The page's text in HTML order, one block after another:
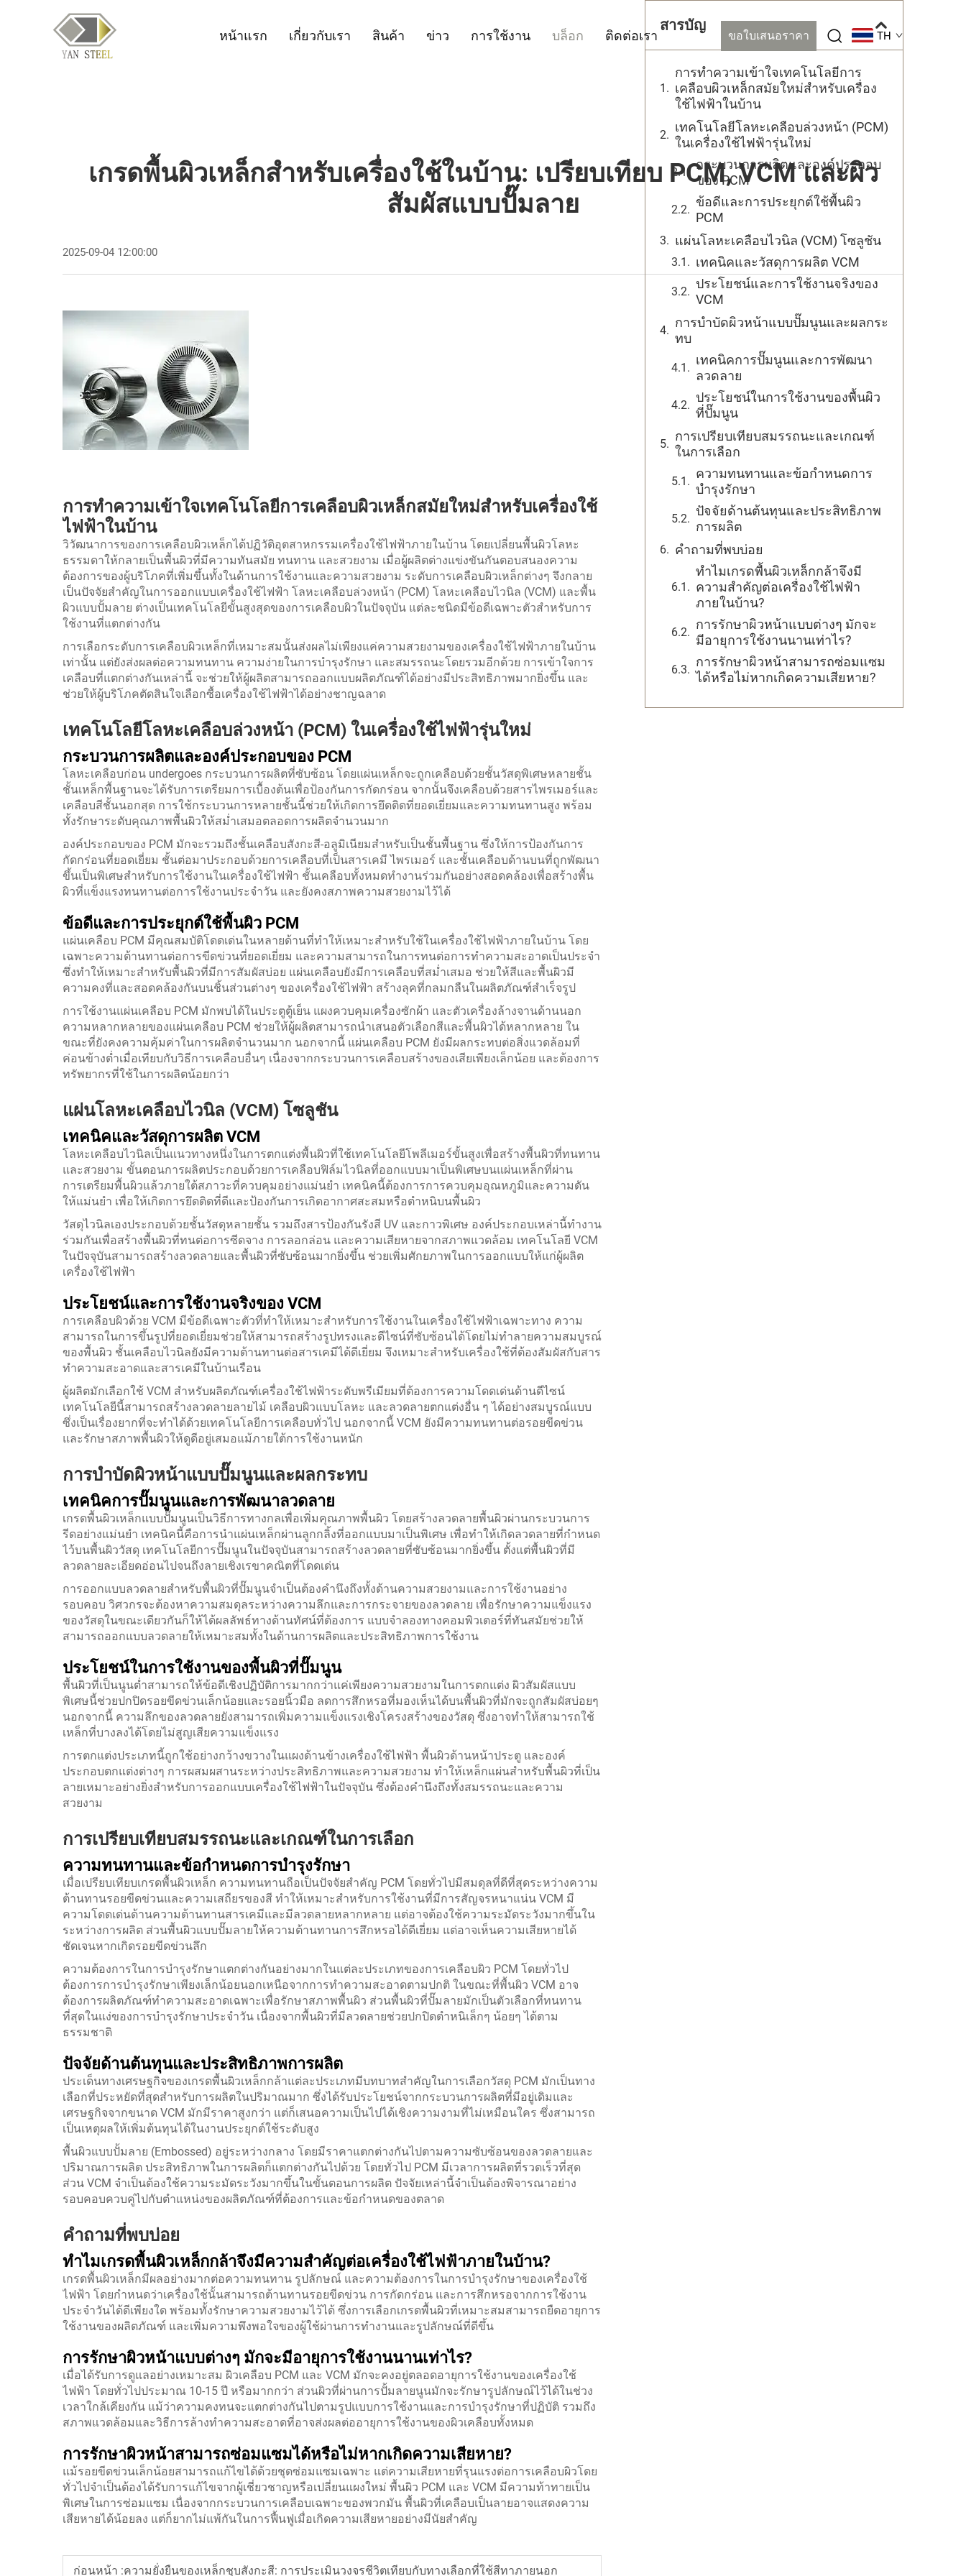
หน้าแรก เกี่ยวกับเรา สินค้า ข่าว การใช้งาน บล็อก ติดต่อเรา ขอใบเสนอราคา TH
เกรดพื้นผิวเหล็กสำหรับเครื่องใช้ในบ้าน: เปรียบเทียบ PCM, VCM และผิว
สัมผัสแบบปั๊มลาย
2025-09-04 12:00:00
การทำความเข้าใจเทคโนโลยีการเคลือบผิวเหล็กสมัยใหม่สำหรับเครื่องใช้
ไฟฟ้าในบ้าน
วิวัฒนาการของการเคลือบผิวเหล็กได้ปฏิวัติอุตสาหกรรมเครื่องใช้ไฟฟ้าภายในบ้าน โดยเปลี่ยนพื้นผิวโลหะ
ธรรมดาให้กลายเป็นพื้นผิวที่มีความทันสมัย ทนทาน และสวยงาม เมื่อผู้ผลิตต่างแข่งขันกันตอบสนองความ
ต้องการของผู้บริโภคที่เพิ่มขึ้นทั้งในด้านการใช้งานและความสวยงาม ระดับการเคลือบผิวเหล็กต่างๆ จึงกลาย
เป็นปัจจัยสำคัญในการออกแบบเครื่องใช้ไฟฟ้า โลหะเคลือบล่วงหน้า (PCM) โลหะเคลือบไวนิล (VCM) และพื้น
ผิวแบบปั้มลาย ต่างเป็นเทคโนโลยีขั้นสูงสุดของการเคลือบผิวในปัจจุบัน แต่ละชนิดมีข้อดีเฉพาะตัวสำหรับการ
ใช้งานที่แตกต่างกัน
การเลือกระดับการเคลือบผิวเหล็กที่เหมาะสมนั้นส่งผลไม่เพียงแค่ความสวยงามของเครื่องใช้ไฟฟ้าภายในบ้าน
เท่านั้น แต่ยังส่งผลต่อความทนทาน ความง่ายในการบำรุงรักษา และสมรรถนะโดยรวมอีกด้วย การเข้าใจการ
เคลือบที่แตกต่างกันเหล่านี้ จะช่วยให้ผู้ผลิตสามารถออกแบบผลิตภัณฑ์ได้อย่างมีประสิทธิภาพมากยิ่งขึ้น และ
ช่วยให้ผู้บริโภคตัดสินใจเลือกซื้อเครื่องใช้ไฟฟ้าได้อย่างชาญฉลาด
เทคโนโลยีโลหะเคลือบล่วงหน้า (PCM) ในเครื่องใช้ไฟฟ้ารุ่นใหม่
กระบวนการผลิตและองค์ประกอบของ PCM
โลหะเคลือบก่อน undergoes กระบวนการผลิตที่ซับซ้อน โดยแผ่นเหล็กจะถูกเคลือบด้วยชั้นวัสดุพิเศษหลายชั้น
ชั้นเหล็กพื้นฐานจะได้รับการเตรียมการเบื้องต้นเพื่อป้องกันการกัดกร่อน จากนั้นจึงเคลือบด้วยสารไพรเมอร์และ
เคลือบสีชั้นนอกสุด การใช้กระบวนการหลายชั้นนี้ช่วยให้เกิดการยึดติดที่ยอดเยี่ยมและความทนทานสูง พร้อม
ทั้งรักษาระดับคุณภาพพื้นผิวให้สม่ำเสมอตลอดการผลิตจำนวนมาก
องค์ประกอบของ PCM มักจะรวมถึงชั้นเคลือบสังกะสี-อลูมิเนียมสำหรับเป็นชั้นพื้นฐาน ซึ่งให้การป้องกันการ
กัดกร่อนที่ยอดเยี่ยม ชั้นต่อมาประกอบด้วยการเคลือบที่เป็นสารเคมี ไพรเมอร์ และชั้นเคลือบด้านบนที่ถูกพัฒนา
ขึ้นเป็นพิเศษสำหรับการใช้งานในเครื่องใช้ไฟฟ้า ชั้นเคลือบทั้งหมดทำงานร่วมกันอย่างสอดคล้องเพื่อสร้างพื้น
ผิวที่แข็งแรงทนทานต่อการใช้งานประจำวัน และยังคงสภาพความสวยงามไว้ได้
ข้อดีและการประยุกต์ใช้พื้นผิว PCM
แผ่นเคลือบ PCM มีคุณสมบัติโดดเด่นในหลายด้านที่ทำให้เหมาะสำหรับใช้ในเครื่องใช้ไฟฟ้าภายในบ้าน โดย
เฉพาะความต้านทานต่อการขีดข่วนที่ยอดเยี่ยม และความสามารถในการทนต่อการทำความสะอาดเป็นประจำ
ซึ่งทำให้เหมาะสำหรับพื้นผิวที่มีการสัมผัสบ่อย แผ่นเคลือบยังมีการเคลือบที่สม่ำเสมอ ช่วยให้สีและพื้นผิวมี
ความคงที่และสอดคล้องกันบนชิ้นส่วนต่างๆ ของเครื่องใช้ไฟฟ้า สร้างลุคที่กลมกลืนในผลิตภัณฑ์สำเร็จรูป
การใช้งานแผ่นเคลือบ PCM มักพบได้ในประตูตู้เย็น แผงควบคุมเครื่องซักผ้า และตัวเครื่องล้างจานด้านนอก
ความหลากหลายของแผ่นเคลือบ PCM ช่วยให้ผู้ผลิตสามารถนำเสนอตัวเลือกสีและพื้นผิวได้หลากหลาย ใน
ขณะที่ยังคงความคุ้มค่าในการผลิตจำนวนมาก นอกจากนี้ แผ่นเคลือบ PCM ยังมีผลกระทบต่อสิ่งแวดล้อมที่
ค่อนข้างต่ำเมื่อเทียบกับวิธีการเคลือบอื่นๆ เนื่องจากกระบวนการเคลือบสร้างของเสียเพียงเล็กน้อย และต้องการ
ทรัพยากรที่ใช้ในการผลิตน้อยกว่า
แผ่นโลหะเคลือบไวนิล (VCM) โซลูชัน
เทคนิคและวัสดุการผลิต VCM
โลหะเคลือบไวนิลเป็นแนวทางหนึ่งในการตกแต่งพื้นผิวที่ใช้เทคโนโลยีโพลีเมอร์ขั้นสูงเพื่อสร้างพื้นผิวที่ทนทาน
และสวยงาม ขั้นตอนการผลิตประกอบด้วยการเคลือบฟิล์มไวนิลที่ออกแบบมาเป็นพิเศษบนแผ่นเหล็กที่ผ่าน
การเตรียมพื้นผิวแล้วภายใต้สภาวะที่ควบคุมอย่างแม่นยำ เทคนิคนี้ต้องการการควบคุมอุณหภูมิและความดัน
ให้แม่นยำ เพื่อให้เกิดการยึดติดที่ดีและป้องกันการเกิดอากาศสะสมหรือตำหนิบนพื้นผิว
วัสดุไวนิลเองประกอบด้วยชั้นวัสดุหลายชั้น รวมถึงสารป้องกันรังสี UV และกาวพิเศษ องค์ประกอบเหล่านี้ทำงาน
ร่วมกันเพื่อสร้างพื้นผิวที่ทนต่อการซีดจาง การลอกล่อน และความเสียหายจากสภาพแวดล้อม เทคโนโลยี VCM
ในปัจจุบันสามารถสร้างลวดลายและพื้นผิวที่ซับซ้อนมากยิ่งขึ้น ช่วยเพิ่มศักยภาพในการออกแบบให้แก่ผู้ผลิต
เครื่องใช้ไฟฟ้า
ประโยชน์และการใช้งานจริงของ VCM
การเคลือบผิวด้วย VCM มีข้อดีเฉพาะตัวที่ทำให้เหมาะสำหรับการใช้งานในเครื่องใช้ไฟฟ้าเฉพาะทาง ความ
สามารถในการขึ้นรูปที่ยอดเยี่ยมช่วยให้สามารถสร้างรูปทรงและดีไซน์ที่ซับซ้อนได้โดยไม่ทำลายความสมบูรณ์
ของพื้นผิว ชั้นเคลือบไวนิลยังมีความต้านทานต่อสารเคมีได้ดีเยี่ยม จึงเหมาะสำหรับเครื่องใช้ที่ต้องสัมผัสกับสาร
ทำความสะอาดและสารเคมีในบ้านเรือน
ผู้ผลิตมักเลือกใช้ VCM สำหรับผลิตภัณฑ์เครื่องใช้ไฟฟ้าระดับพรีเมียมที่ต้องการความโดดเด่นด้านดีไซน์
เทคโนโลยีนี้สามารถสร้างลวดลายลายไม้ เคลือบผิวแบบโลหะ และลวดลายตกแต่งอื่น ๆ ได้อย่างสมบูรณ์แบบ
ซึ่งเป็นเรื่องยากที่จะทำได้ด้วยเทคโนโลยีการเคลือบทั่วไป นอกจากนี้ VCM ยังมีความทนทานต่อรอยขีดข่วน
และรักษาสภาพพื้นผิวให้ดูดีอยู่เสมอแม้ภายใต้การใช้งานหนัก
การบำบัดผิวหน้าแบบปั๊มนูนและผลกระทบ
เทคนิคการปั๊มนูนและการพัฒนาลวดลาย
เกรดพื้นผิวเหล็กแบบปั๊มนูนเป็นวิธีการทางกลเพื่อเพิ่มคุณภาพพื้นผิว โดยสร้างลวดลายพื้นผิวผ่านกระบวนการ
รีดอย่างแม่นยำ เทคนิคนี้คือการนำแผ่นเหล็กผ่านลูกกลิ้งที่ออกแบบมาเป็นพิเศษ เพื่อทำให้เกิดลวดลายที่กำหนด
ไว้บนพื้นผิววัสดุ เทคโนโลยีการปั๊มนูนในปัจจุบันสามารถสร้างลวดลายที่ซับซ้อนมากยิ่งขึ้น ตั้งแต่พื้นผิวที่มี
ลวดลายละเอียดอ่อนไปจนถึงลายเชิงเรขาคณิตที่โดดเด่น
การออกแบบลวดลายสำหรับพื้นผิวที่ปั๊มนูนจำเป็นต้องคำนึงถึงทั้งด้านความสวยงามและการใช้งานอย่าง
รอบคอบ วิศวกรจะต้องหาความสมดุลระหว่างความลึกและการกระจายของลวดลาย เพื่อรักษาความแข็งแรง
ของวัสดุในขณะเดียวกันก็ให้ได้ผลลัพธ์ทางด้านทัศน์ที่ต้องการ แบบจำลองทางคอมพิวเตอร์ที่ทันสมัยช่วยให้
สามารถออกแบบลวดลายให้เหมาะสมทั้งในด้านการผลิตและประสิทธิภาพการใช้งาน
ประโยชน์ในการใช้งานของพื้นผิวที่ปั๊มนูน
พื้นผิวที่เป็นนูนต่ำสามารถให้ข้อดีเชิงปฏิบัติการมากกว่าแค่เพียงความสวยงามในการตกแต่ง ผิวสัมผัสแบบ
พิเศษนี้ช่วยปกปิดรอยขีดข่วนเล็กน้อยและรอยนิ้วมือ ลดการสึกหรอที่มองเห็นได้บนพื้นผิวที่มักจะถูกสัมผัสบ่อยๆ
นอกจากนี้ ความลึกของลวดลายยังสามารถเพิ่มความแข็งแรงเชิงโครงสร้างของวัสดุ ซึ่งอาจทำให้สามารถใช้
เหล็กที่บางลงได้โดยไม่สูญเสียความแข็งแรง
การตกแต่งประเภทนี้ถูกใช้อย่างกว้างขวางในแผงด้านข้างเครื่องใช้ไฟฟ้า พื้นผิวด้านหน้าประตู และองค์
ประกอบตกแต่งต่างๆ การผสมผสานระหว่างประสิทธิภาพและความสวยงาม ทำให้เหล็กแผ่นสำหรับพื้นผิวที่เป็น
ลายเหมาะอย่างยิ่งสำหรับการออกแบบเครื่องใช้ไฟฟ้าในปัจจุบัน ซึ่งต้องคำนึงถึงทั้งสมรรถนะและความ
สวยงาม
การเปรียบเทียบสมรรถนะและเกณฑ์ในการเลือก
ความทนทานและข้อกำหนดการบำรุงรักษา
เมื่อเปรียบเทียบเกรดพื้นผิวเหล็ก ความทนทานถือเป็นปัจจัยสำคัญ PCM โดยทั่วไปมีสมดุลที่ดีที่สุดระหว่างความ
ต้านทานรอยขีดข่วนและความเสถียรของสี ทำให้เหมาะสำหรับการใช้งานที่มีการสัญจรหนาแน่น VCM มี
ความโดดเด่นด้านความต้านทานสารเคมีและมีลวดลายหลากหลาย แต่อาจต้องใช้ความระมัดระวังมากขึ้นใน
ระหว่างการผลิต ส่วนพื้นผิวแบบปั๊มลายให้ความต้านทานการสึกหรอได้ดีเยี่ยม แต่อาจเห็นความเสียหายได้
ชัดเจนหากเกิดรอยขีดข่วนลึก
ความต้องการในการบำรุงรักษาแตกต่างกันอย่างมากในแต่ละประเภทของการเคลือบผิว PCM โดยทั่วไป
ต้องการการบำรุงรักษาเพียงเล็กน้อยนอกเหนือจากการทำความสะอาดตามปกติ ในขณะที่พื้นผิว VCM อาจ
ต้องการผลิตภัณฑ์ทำความสะอาดเฉพาะเพื่อรักษาสภาพพื้นผิว ส่วนพื้นผิวที่ปั๊มลายมักเป็นตัวเลือกที่ทนทาน
ที่สุดในแง่ของการบำรุงรักษาประจำวัน เนื่องจากพื้นผิวที่มีลวดลายช่วยปกปิดตำหนิเล็กๆ น้อยๆ ได้ตาม
ธรรมชาติ
ปัจจัยด้านต้นทุนและประสิทธิภาพการผลิต
ประเด็นทางเศรษฐกิจของเกรดพื้นผิวเหล็กกล้าแต่ละประเภทมีบทบาทสำคัญในการเลือกวัสดุ PCM มักเป็นทาง
เลือกที่ประหยัดที่สุดสำหรับการผลิตในปริมาณมาก ซึ่งได้รับประโยชน์จากกระบวนการผลิตที่มีอยู่เดิมและ
เศรษฐกิจจากขนาด VCM มักมีราคาสูงกว่า แต่ก็เสนอความเป็นไปได้เชิงความงามที่ไม่เหมือนใคร ซึ่งสามารถ
เป็นเหตุผลให้เพิ่มต้นทุนได้ในงานประยุกต์ใช้ระดับสูง
พื้นผิวแบบปั้มลาย (Embossed) อยู่ระหว่างกลาง โดยมีราคาแตกต่างกันไปตามความซับซ้อนของลวดลายและ
ปริมาณการผลิต ประสิทธิภาพในการผลิตก็แตกต่างกันไปด้วย โดยทั่วไป PCM มีเวลาการผลิตที่รวดเร็วที่สุด
ส่วน VCM จำเป็นต้องใช้ความระมัดระวังมากขึ้นในขั้นตอนการผลิต ปัจจัยเหล่านี้จำเป็นต้องพิจารณาอย่าง
รอบคอบควบคู่ไปกับตำแหน่งของผลิตภัณฑ์ที่ต้องการและข้อกำหนดของตลาด
คำถามที่พบบ่อย
ทำไมเกรดพื้นผิวเหล็กกล้าจึงมีความสำคัญต่อเครื่องใช้ไฟฟ้าภายในบ้าน?
เกรดพื้นผิวเหล็กมีผลอย่างมากต่อความทนทาน รูปลักษณ์ และความต้องการในการบำรุงรักษาของเครื่องใช้
ไฟฟ้า โดยกำหนดว่าเครื่องใช้นั้นสามารถต้านทานรอยขีดข่วน การกัดกร่อน และการสึกหรอจากการใช้งาน
ประจำวันได้ดีเพียงใด พร้อมทั้งรักษาความสวยงามไว้ได้ ซึ่งการเลือกเกรดพื้นผิวที่เหมาะสมสามารถยืดอายุการ
ใช้งานของผลิตภัณฑ์ และเพิ่มความพึงพอใจของผู้ใช้ผ่านการทำงานและรูปลักษณ์ที่ดีขึ้น
การรักษาผิวหน้าแบบต่างๆ มักจะมีอายุการใช้งานนานเท่าไร?
เมื่อได้รับการดูแลอย่างเหมาะสม ผิวเคลือบ PCM และ VCM มักจะคงอยู่ตลอดอายุการใช้งานของเครื่องใช้
ไฟฟ้า โดยทั่วไปประมาณ 10-15 ปี หรือมากกว่า ส่วนผิวที่ผ่านการปั้มลายนูนมักจะรักษารูปลักษณ์ไว้ได้ในช่วง
เวลาใกล้เคียงกัน แม้ว่าความคงทนจะแตกต่างกันไปตามรูปแบบการใช้งานและการบำรุงรักษาที่ปฏิบัติ รวมถึง
สภาพแวดล้อมและวิธีการล้างทำความสะอาดที่อาจส่งผลต่ออายุการใช้งานของผิวเคลือบทั้งหมด
การรักษาผิวหน้าสามารถซ่อมแซมได้หรือไม่หากเกิดความเสียหาย?
แม้รอยขีดข่วนเล็กน้อยสามารถแก้ไขได้ด้วยชุดซ่อมแซมเฉพาะ แต่ความเสียหายที่รุนแรงต่อการเคลือบผิวโดย
ทั่วไปจำเป็นต้องได้รับการแก้ไขจากผู้เชี่ยวชาญหรือเปลี่ยนแผงใหม่ พื้นผิว PCM และ VCM มีความท้าทายเป็น
พิเศษในการซ่อมแซม เนื่องจากกระบวนการเคลือบเฉพาะของพวกมัน พื้นผิวที่เคลือบเป็นลายอาจแสดงความ
เสียหายได้น้อยลง แต่ก็ยากไม่แพ้กันในการฟื้นฟูเมื่อเกิดความเสียหายอย่างมีนัยสำคัญ
ก่อนหน้า :ความยั่งยืนของเหล็กชุบสังกะสี: การประเมินวงจรชีวิตเทียบกับทางเลือกที่ใช้สีทาภายนอก
สารบัญ
การทำความเข้าใจเทคโนโลยีการ
เคลือบผิวเหล็กสมัยใหม่สำหรับเครื่อง
ใช้ไฟฟ้าในบ้าน
เทคโนโลยีโลหะเคลือบล่วงหน้า (PCM)
ในเครื่องใช้ไฟฟ้ารุ่นใหม่
กระบวนการผลิตและองค์ประกอบ
ของ PCM
ข้อดีและการประยุกต์ใช้พื้นผิว
PCM
แผ่นโลหะเคลือบไวนิล (VCM) โซลูชัน
เทคนิคและวัสดุการผลิต VCM
ประโยชน์และการใช้งานจริงของ
VCM
การบำบัดผิวหน้าแบบปั๊มนูนและผลกระ
ทบ
เทคนิคการปั๊มนูนและการพัฒนา
ลวดลาย
ประโยชน์ในการใช้งานของพื้นผิว
ที่ปั๊มนูน
การเปรียบเทียบสมรรถนะและเกณฑ์
ในการเลือก
ความทนทานและข้อกำหนดการ
บำรุงรักษา
ปัจจัยด้านต้นทุนและประสิทธิภาพ
การผลิต
คำถามที่พบบ่อย
ทำไมเกรดพื้นผิวเหล็กกล้าจึงมี
ความสำคัญต่อเครื่องใช้ไฟฟ้า
ภายในบ้าน?
การรักษาผิวหน้าแบบต่างๆ มักจะ
มีอายุการใช้งานนานเท่าไร?
การรักษาผิวหน้าสามารถซ่อมแซม
ได้หรือไม่หากเกิดความเสียหาย?